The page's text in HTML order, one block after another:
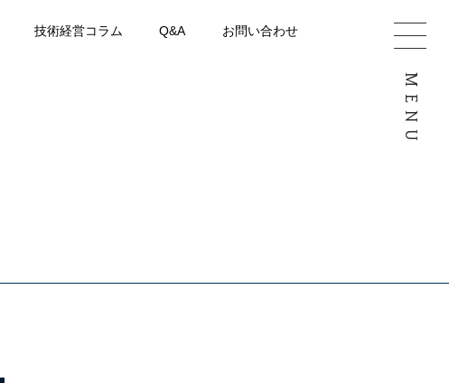
技術経営コラム Q&A お問い合わせ
MENU